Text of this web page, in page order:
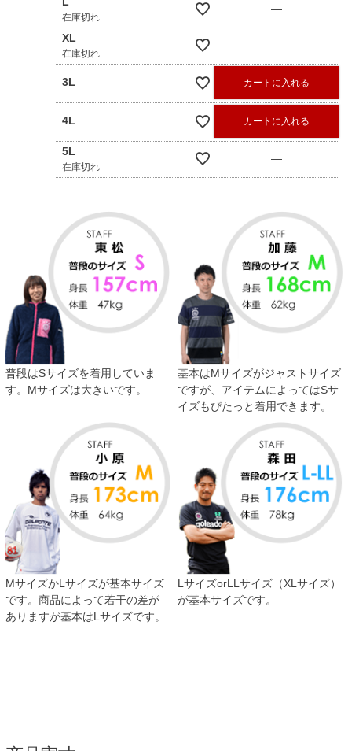
在庫切れ
—
XL
在庫切れ
—
3L カートに入れる
4L カートに入れる
5L
在庫切れ
—
普段はSサイズを着用していま
す。Mサイズは大きいです。
基本はMサイズがジャストサイズ
ですが、アイテムによってはSサ
イズもぴたっと着用できます。
MサイズかLサイズが基本サイズ
です。商品によって若干の差が
ありますが基本はLサイズです。
LサイズorLLサイズ（XLサイズ）
が基本サイズです。